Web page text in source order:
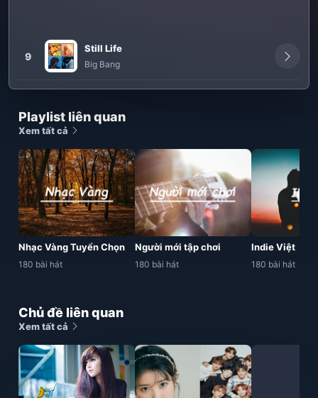
9
Still Life
Big Bang
Playlist liên quan
Xem tất cả
Nhạc Vàng Tuyển Chọn
180 bài hát
Người mới tập chơi
180 bài hát
Indie Việt
180 bài hát
Chủ đề liên quan
Xem tất cả